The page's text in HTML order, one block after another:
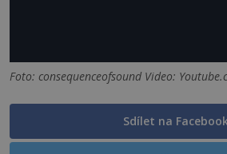
Foto: consequenceofsound Video:
Sdílet na